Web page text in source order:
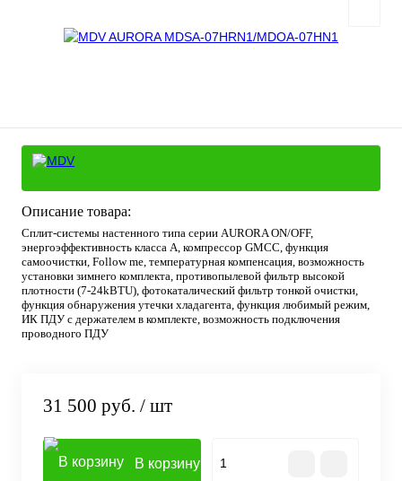
Описание товара:
Cплит-системы настенного типа серии AURORA ON/OFF,
энергоэффективность класса А, компрессор GMCC, функция
самоочистки, Follow me, температурная компенсация, возможность
установки зимнего комплекта, противопылевой фильтр высокой
плотности (7-24kBTU), фотокаталический фильтр тонкой очистки,
функция обнаружения утечки хладагента, функция любимый режим,
ИК ПДУ с держателем в комплекте, возможность подключения
проводного ПДУ
31 500 руб. / шт
В корзину